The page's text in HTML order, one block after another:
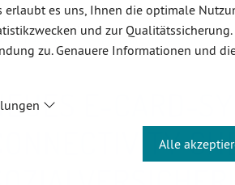
erlaubt es uns, Ihnen die optimale
und zur
zu. Genauere Informationen und
Alle
Wien
Aktuelles
Neues e-Card-System und Connectivity
E-CARD-
CONNECTIVITY